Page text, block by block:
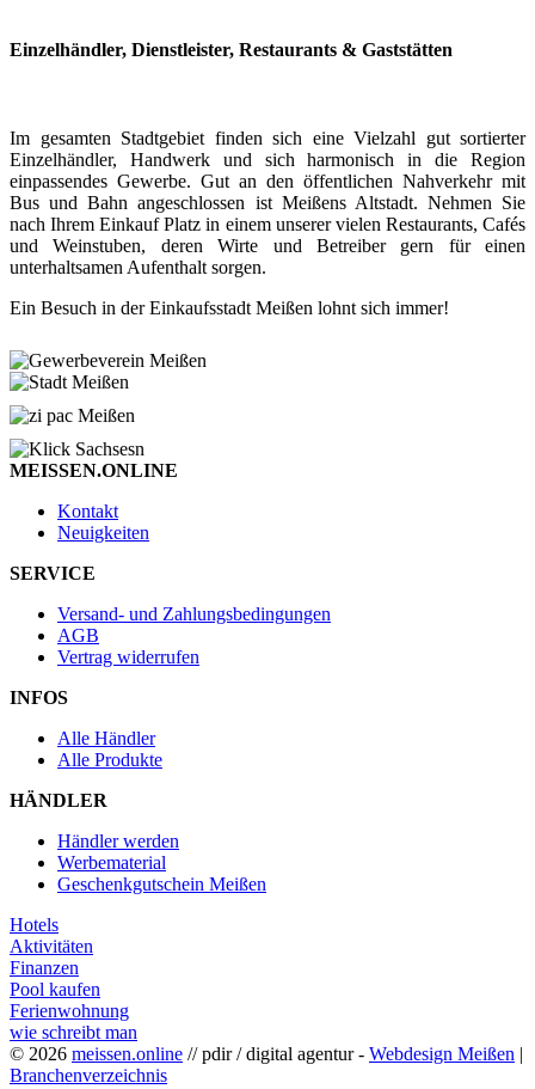
Einzelhändler, Dienstleister, Restaurants & Gaststätten
Im gesamten Stadtgebiet finden sich eine Vielzahl gut sortierter
Einzelhändler, Handwerk und sich harmonisch in die Region
einpassendes Gewerbe. Gut an den öffentlichen Nahverkehr mit
Bus und Bahn angeschlossen ist Meißens Altstadt. Nehmen Sie
nach Ihrem Einkauf Platz in einem unserer vielen Restaurants, Cafés
und Weinstuben, deren Wirte und Betreiber gern für einen
unterhaltsamen Aufenthalt sorgen.
Ein Besuch in der Einkaufsstadt Meißen lohnt sich immer!
MEISSEN.ONLINE
Kontakt
Neuigkeiten
SERVICE
Versand- und Zahlungsbedingungen
AGB
Vertrag widerrufen
INFOS
Alle Händler
Alle Produkte
HÄNDLER
Händler werden
Werbematerial
Geschenkgutschein Meißen
Hotels
Aktivitäten
Finanzen
Pool kaufen
Ferienwohnung
wie schreibt man
© 2026 meissen.online // pdir / digital agentur - Webdesign Meißen |
Branchenverzeichnis